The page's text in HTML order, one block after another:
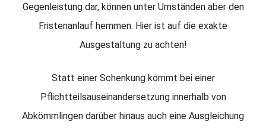
Gegenleistung dar, können unter Umständen aber den
Fristenanlauf hemmen. Hier ist auf die exakte
Ausgestaltung zu achten!
Statt einer Schenkung kommt bei einer
Pflichtteilsauseinandersetzung innerhalb von
Abkömmlingen darüber hinaus auch eine Ausgleichung